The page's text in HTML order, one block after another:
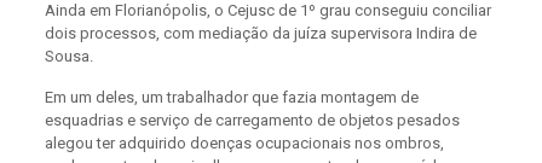
Ainda em Florianópolis, o Cejusc de 1º grau conseguiu conciliar
dois processos, com mediação da juíza supervisora Indira de
Sousa.
Em um deles, um trabalhador que fazia montagem de
esquadrias e serviço de carregamento de objetos pesados
alegou ter adquirido doenças ocupacionais nos ombros,